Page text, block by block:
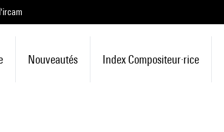
Nouveautés Index Compositeur·rice